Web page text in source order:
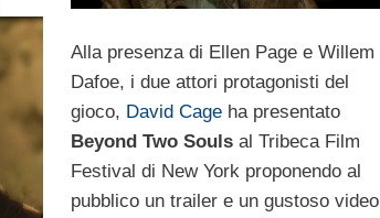
Alla presenza di Ellen Page e Willem
Dafoe, i due attori protagonisti del
gioco, David Cageha presentato
Beyond Two Soulsal Tribeca Film
Festival di New York proponendo al
pubblico un trailer e un gustoso video